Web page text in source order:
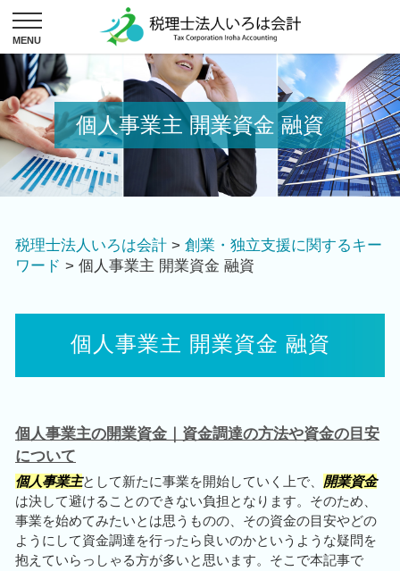
個人事業主 開業資金 融資
税理士法人いろは会計 > 創業・独立支援に関するキー
ワード > 個人事業主 開業資金 融資
個人事業主 開業資金 融資
個人事業主の開業資金｜資金調達の方法や資金の目安
について
個人事業主として新たに事業を開始していく上で、 開業資金
は決して避けることのできない負担となります。そのため、
事業を始めてみたいとは思うものの、その資金の目安やどの
ようにして資金調達を行ったら良いのかというような疑問を
抱えていらっしゃる方が多いと思います。そこで本記事で